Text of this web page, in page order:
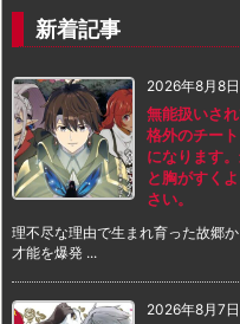
新着記事
2026年8月8日
無能扱いさ
格外のチー
になります
と胸がすく
さい。
理不尽な理由で生まれ育った故郷
才能を爆発 ...
2026年8月7日